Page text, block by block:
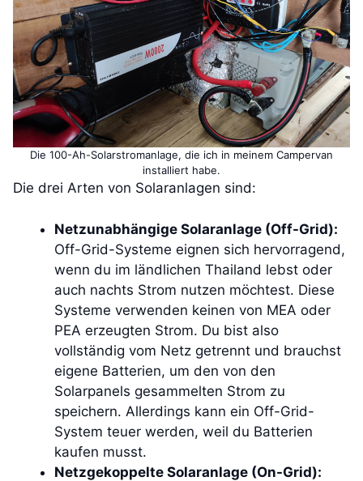
Die 100-Ah-Solarstromanlage, die ich in meinem Campervan
installiert habe.
Die drei Arten von Solaranlagen sind:
Netzunabhängige Solaranlage (Off-Grid):
Off-Grid-Systeme eignen sich hervorragend,
wenn du im ländlichen Thailand lebst oder
auch nachts Strom nutzen möchtest. Diese
Systeme verwenden keinen von MEA oder
PEA erzeugten Strom. Du bist also
vollständig vom Netz getrennt und brauchst
eigene Batterien, um den von den
Solarpanels gesammelten Strom zu
speichern. Allerdings kann ein Off-Grid-
System teuer werden, weil du Batterien
kaufen musst.
Netzgekoppelte Solaranlage (On-Grid):